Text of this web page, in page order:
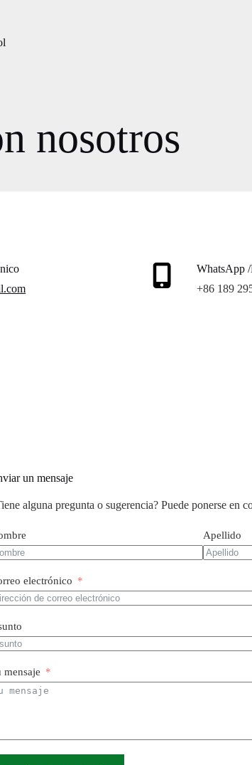
nosotros
WhatsApp
+86 189
un mensaje
alguna pregunta o sugerencia? Puede ponerse en
Apellido
electrónico
mensaje